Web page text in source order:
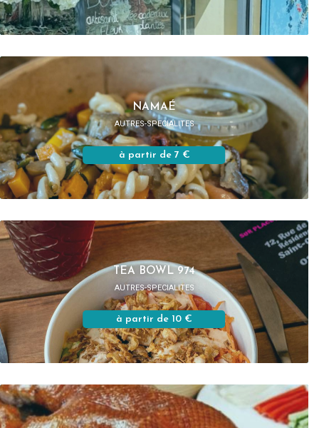
NAMAÉ
AUTRES-SPECIALITES
à partir de 7 €
TEA BOWL 974
AUTRES-SPECIALITES
à partir de 10 €